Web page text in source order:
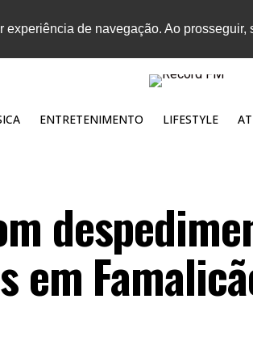
de navegação. Ao
ENTRETENIMENTO LIFESTYLE
em